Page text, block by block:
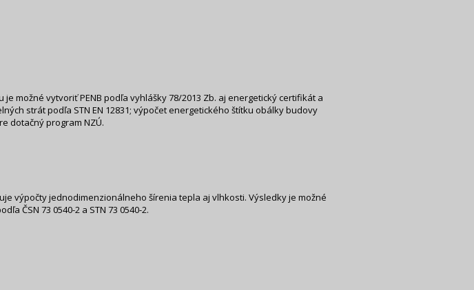
možné vytvoriť PENB podľa vyhlášky 78/2013 Zb. aj energetický certifikát a
strát podľa STN EN 12831; výpočet energetického štítku obálky budovy
dotačný program NZÚ.
výpočty jednodimenzionálneho šírenia tepla aj vlhkosti. Výsledky je možné
ČSN 73 0540-2 a STN 73 0540-2.